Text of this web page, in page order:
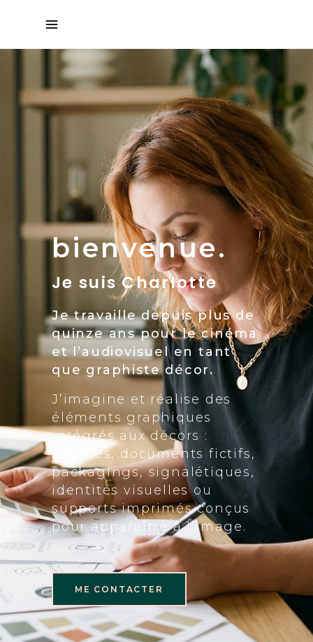
bienvenue.
Je suis Charlotte
Je travaille depuis plus de
quinze ans pour le cinéma
et l’audiovisuel en tant
que graphiste décor.
J’imagine et réalise des
éléments graphiques
intégrés aux décors :
affiches, documents fictifs,
packagings, signalétiques,
identités visuelles ou
supports imprimés conçus
pour apparaître à l’image.
ME CONTACTER